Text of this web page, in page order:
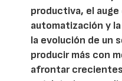
productiva, el auge
automatización y
la evolución de un
producir más con
afrontar